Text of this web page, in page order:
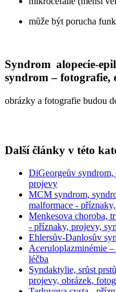
může být porucha
Syndrom alopecie-
syndrom – fotografie,
obrázky a fotografie budou
Další články v této
DiGeorgeův
projevy
MCM syndrom,
malformace -
Menkesova choroba,
- příznaky, projevy,
Ehlersův-Danlosův
Aceruloplazminémie
léčba
Syndaktylie, srůst
projevy, obrázek,